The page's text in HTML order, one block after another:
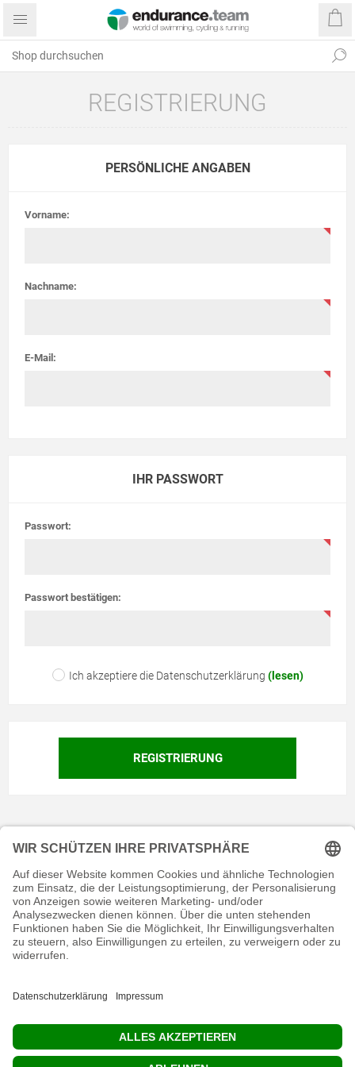
REGISTRIERUNG
PERSÖNLICHE ANGABEN
Vorname:
Nachname:
E-Mail:
IHR PASSWORT
Passwort:
Passwort bestätigen:
Ich akzeptiere die Datenschutzerklärung (lesen)
KONTAKT
RECHTLICHES
INFORMATIVES
MEIN KONTO